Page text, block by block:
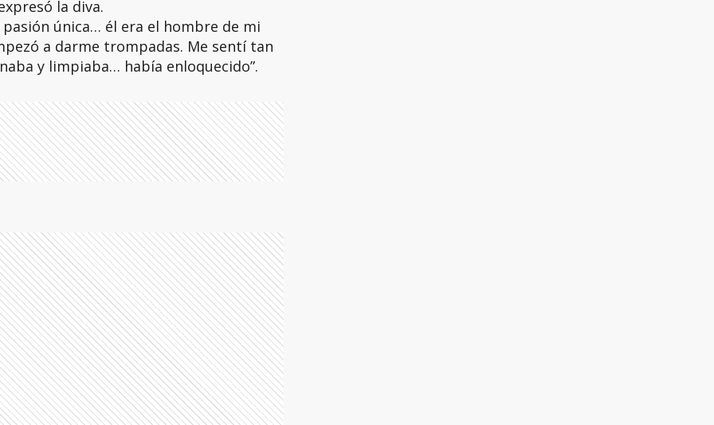
la diva.
única… él era el hombre de mi
a darme trompadas. Me sentí tan
y limpiaba… había enloquecido”.